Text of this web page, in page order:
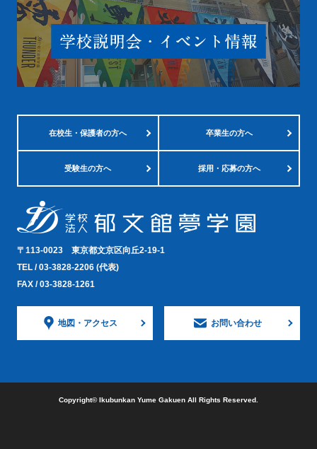
在校生・保護者の方へ 卒業生の方へ
受験生の方へ 採用・応募の方へ
〒113-0023 東京都文京区向丘2-19-1
TEL /03-3828-2206 (代表)
FAX / 03-3828-1261
地図・ アクセス お問い合わせ
Copyright©︎ Ikubunkan Yume Gakuen All Rights Reserved.